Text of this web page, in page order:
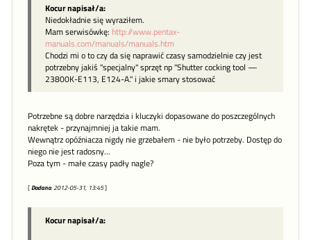
Kocur napisał/a:
Niedokładnie się wyraziłem.
Mam serwisówkę: http://www.pentax-
manuals.com/manuals/manuals.htm
Chodzi mi o to czy da się naprawić czasy samodzielnie czy jest
potrzebny jakiś "specjalny" sprzęt np "Shutter cocking tool —
23800K-E113, E124-A." i jakie smary stosować
Potrzebne są dobre narzędzia i kluczyki dopasowane do poszczególnych
nakrętek - przynajmniej ja takie mam.
Wewnątrz opóźniacza nigdy nie grzebałem - nie było potrzeby. Dostęp do
niego nie jest radosny...
Poza tym - małe czasy padły nagle?
[ Dodano: 2012-05-31, 13:45]
Kocur napisał/a: